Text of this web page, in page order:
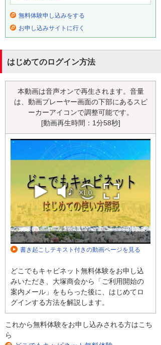
無料体験申し込みをする
お申し込みサイトに行く
はじめてのログイン方法
本動画は音声オンで再生されます。音量
は、動画プレーヤー画面の下部にあるスピ
ーカーアイコンで調整可能です。
[動画再生時間：1分58秒]
書き起こしテキスト付きの動画ページを見る
どこでもキャビネット無料体験をお申し込
みいただき、大塚商会から「ご利用開始の
案内メール」をもらった後に、はじめてロ
グインする方法を解説します。
これから無料体験をお申し込みされる方はこち
ら